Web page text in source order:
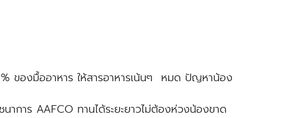
ของมื้ออาหาร ให้สารอาหารเน้นๆ  หมด ปัญหาน้อง
าการ AAFCO ทานได้ระยะยาวไม่ต้องห่วงน้องขาด